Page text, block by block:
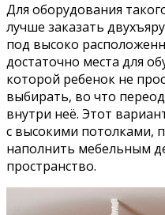
Для оборудования
лучше заказать
под высоко
достаточно места для
которой ребенок не
выбирать, во что
внутри неё. Этот
с высокими потолками,
наполнить мебельным
пространство.